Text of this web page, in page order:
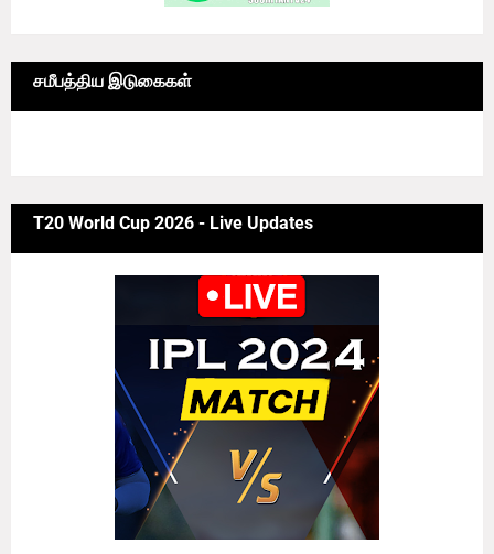
சமீபத்திய இடுகைகள்
T20 World Cup 2026 - Live Updates